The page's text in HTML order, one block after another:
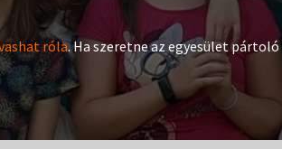
róla. Ha szeretne az egyesület